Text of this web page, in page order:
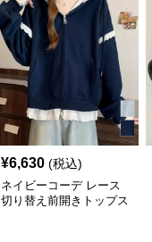
¥6,630 (税込)
ネイビーコーデ レース
切り替え前開きトップス